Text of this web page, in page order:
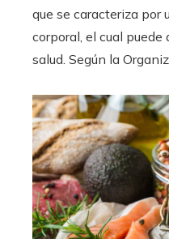
que se caracteriza por
corporal, el cual
salud. Según la